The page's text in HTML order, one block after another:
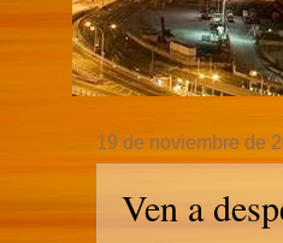
19 de noviembre de
Ven a